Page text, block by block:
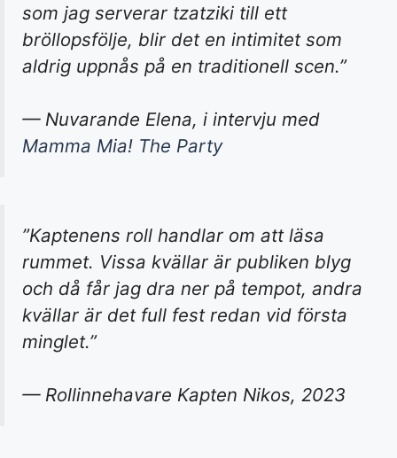
som jag serverar tzatziki till ett
bröllopsfölje, blir det en intimitet som
aldrig uppnås på en traditionell scen.”
— Nuvarande Elena, i intervju med
Mamma Mia! The Party
”Kaptenens roll handlar om att läsa
rummet. Vissa kvällar är publiken blyg
och då får jag dra ner på tempot, andra
kvällar är det full fest redan vid första
minglet.”
— Rollinnehavare Kapten Nikos, 2023